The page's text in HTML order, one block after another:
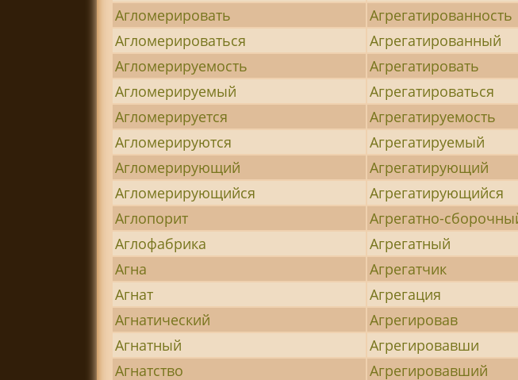
Агломерировать
Агрегатированность
Агломерироваться
Агрегатированный
Агломерируемость
Агрегатировать
Агломерируемый
Агрегатироваться
Агломерируется
Агрегатируемость
Агломерируются
Агрегатируемый
Агломерирующий
Агрегатирующий
Агломерирующийся
Агрегатирующийся
Аглопорит
Агрегатно-
Аглофабрика
Агрегатный
Агна
Агрегатчик
Агнат
Агрегация
Агнатический
Агрегировав
Агнатный
Агрегировавши
Агнатство
Агрегировавший